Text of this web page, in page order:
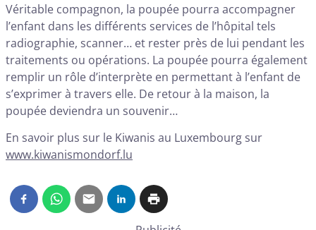
Véritable compagnon, la poupée pourra accompagner
l’enfant dans les différents services de l’hôpital tels
radiographie, scanner… et rester près de lui pendant les
traitements ou opérations. La poupée pourra également
remplir un rôle d’interprète en permettant à l’enfant de
s’exprimer à travers elle. De retour à la maison, la
poupée deviendra un souvenir…
En savoir plus sur le Kiwanis au Luxembourg sur
www.kiwanismondorf.lu